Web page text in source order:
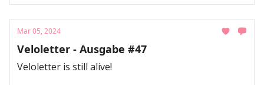
Mar 05, 2024
Veloletter - Ausgabe #47
Veloletter is still alive!